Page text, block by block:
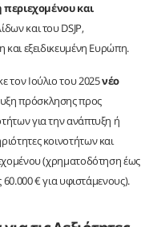
και
και του DSJP,
και εξειδικευμένη Ευρώπη.
τον Ιούλιο του 2025νέο
πρόσκλησης προς
για την ανάπτυξη ή
κοινοτήτων και
(χρηματοδότηση έως
€ για υφιστάμενους).